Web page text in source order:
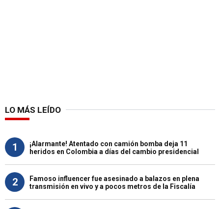
LO MÁS LEÍDO
1
¡Alarmante! Atentado con camión bomba deja 11
heridos en Colombia a días del cambio presidencial
2
Famoso influencer fue asesinado a balazos en plena
transmisión en vivo y a pocos metros de la Fiscalía